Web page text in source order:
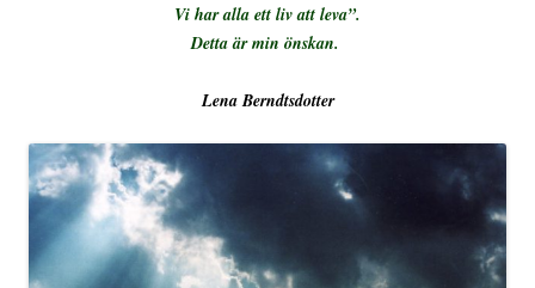
Vi har alla ett liv att leva”.
Detta är min önskan.
Lena Berndtsdotter